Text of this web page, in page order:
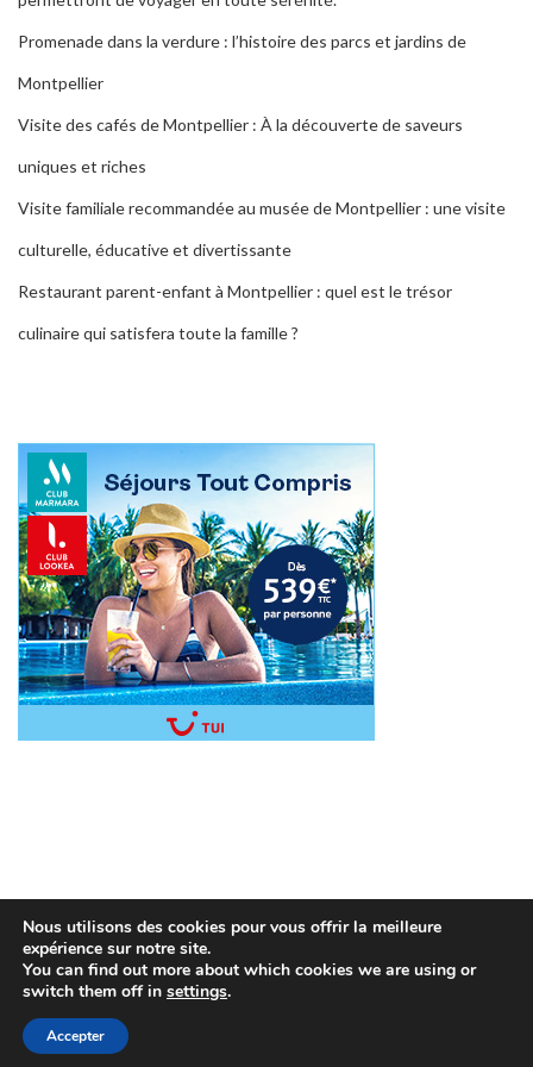
Promenade dans la verdure : l’histoire des parcs et jardins de
Montpellier
Visite des cafés de Montpellier : À la découverte de saveurs
uniques et riches
Visite familiale recommandée au musée de Montpellier : une visite
culturelle, éducative et divertissante
Restaurant parent-enfant à Montpellier : quel est le trésor
culinaire qui satisfera toute la famille ?
Copyright © 2026
Nous utilisons des cookies pour vous offrir la meilleure
expérience sur notre site.
You can find out more about which cookies we are using or
switch them off in settings.
Accepter